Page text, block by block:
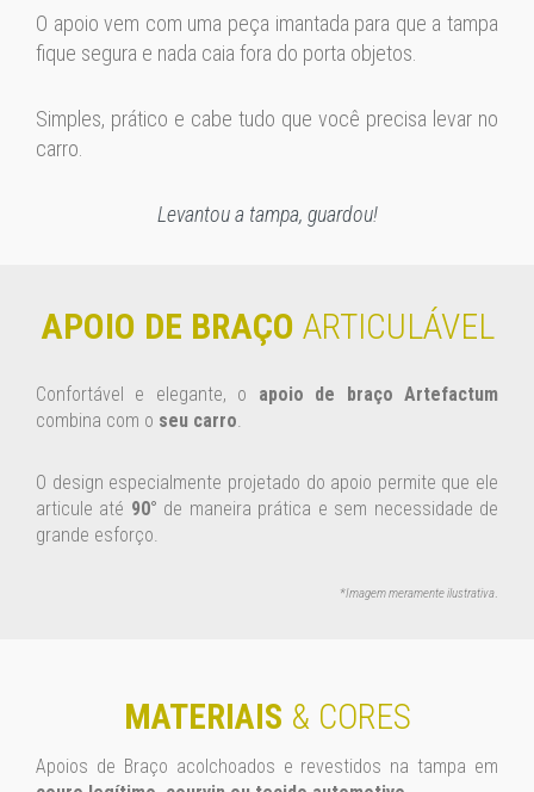
O apoio vem com uma peça imantada para que a tampa
fique segura e nada caia fora do porta objetos.
Simples, prático e cabe tudo que você precisa levar no
carro.
Levantou a tampa, guardou!
APOIO DE BRAÇO ARTICULÁVEL
Confortável e elegante, o apoio de braço Artefactum
combina com o seu carro.
O design especialmente projetado do apoio permite que ele
articule até 90° de maneira prática e sem necessidade de
grande esforço.
*Imagem meramente ilustrativa.
MATERIAIS & CORES
Apoios de Braço acolchoados e revestidos na tampa em